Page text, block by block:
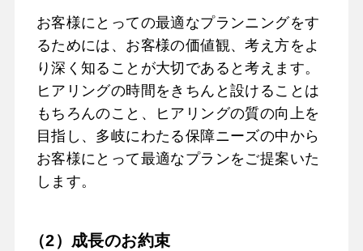
お客様にとっての最適なプランニングをす
るためには、お客様の価値観、考え方をよ
り深く知ることが大切であると考えます。
ヒアリングの時間をきちんと設けることは
もちろんのこと、ヒアリングの質の向上を
目指し、多岐にわたる保障ニーズの中から
お客様にとって最適なプランをご提案いた
します。
（2）成長のお約束